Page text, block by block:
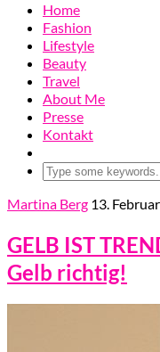
Home
Fashion
Lifestyle
Beauty
Travel
About Me
Presse
Kontakt
Martina Berg 13.
GELB IST
Gelb richtig!